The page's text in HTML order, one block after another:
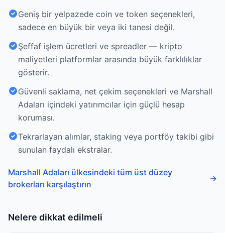
Geniş bir yelpazede coin ve token seçenekleri,
sadece en büyük bir veya iki tanesi değil.
Şeffaf işlem ücretleri ve spreadler — kripto
maliyetleri platformlar arasında büyük farklılıklar
gösterir.
Güvenli saklama, net çekim seçenekleri ve Marshall
Adaları içindeki yatırımcılar için güçlü hesap
koruması.
Tekrarlayan alımlar, staking veya portföy takibi gibi
sunulan faydalı ekstralar.
Marshall Adaları ülkesindeki tüm üst düzey
brokerları karşılaştırın
→
Nelere dikkat edilmeli